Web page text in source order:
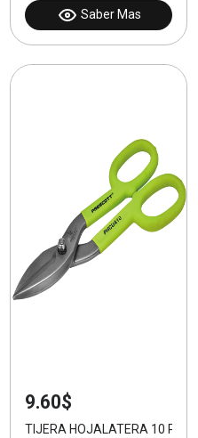
Saber Mas
9.60$
TIJERA HOJALATERA 10